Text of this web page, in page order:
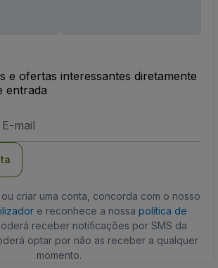
e ofertas interessantes diretamente
entrada
criar uma conta, concorda com o nosso
e reconhece a nossa política de
receber notificações por SMS da
optar por não as receber a qualquer
momento.